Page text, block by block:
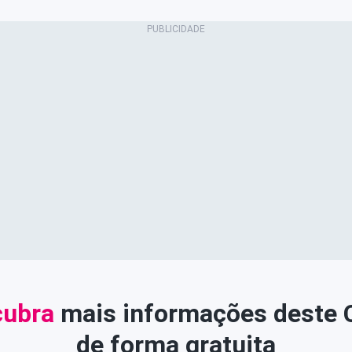
mais informações deste
de forma gratuita